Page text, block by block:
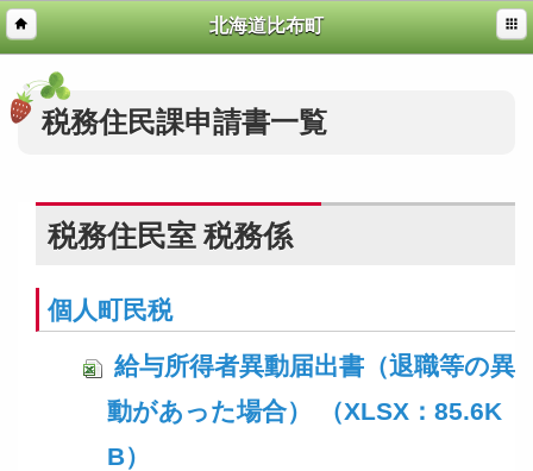
北海道比布町
税務住民課申請書一覧
税務住民室 税務係
個人町民税
給与所得者異動届出書（退職等の異
動があった場合） （XLSX：85.6K
B）